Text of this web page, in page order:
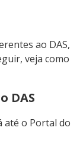
ao DAS,
veja como
DAS
até o Portal do